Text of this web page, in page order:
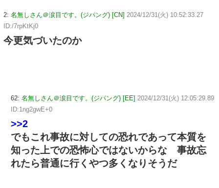
2: 名無しさん＠涙目です。(ジパング) [CN] 2024/12/31(火) 10:52:33.27
ID:/7rpKtKj0
今更気づいたのか
62: 名無しさん＠涙目です。(ジパング) [EE] 2024/12/31(火) 12:05:29.89
ID:1ng2gwE+0
>>2
でもこれ事故に対しての恐れであって本質を
知った上での恐怖心ではないからな 事故忘
れたら普通に行くやつ多くなりそうだ